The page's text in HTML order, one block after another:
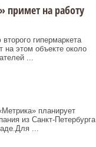
примет на работу
гипермаркета
на этом объекте около
...
планирует
из Санкт-Петербурга
...